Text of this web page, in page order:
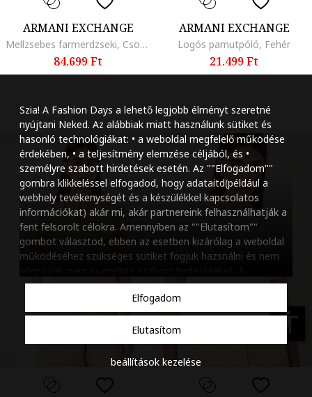
Szia! A Fashion Days a lehető legjobb élményt szeretné
nyújtani Neked. Az alábbiak miatt használunk sütiket és
hasonló technológiákat: • a weboldal megfelelő működése
érdekében, • a teljesítmény elemzése céljából, és •
személyre szabott hirdetések esetén. Az ""Elfogadom""
gombra klikkeléssel elfogadod, hogy adataitd(például a
webhely tevékenységét és a készülékkel kapcsolatos
információkat) akár mi, akár partnereink felhasználhatják a
fent felsorolt célokra. Amennyiben az ""Elutasítom""
gombot választod, ebben az esetben kizárólag a weboldal
működéséhez szükséges sütiket fogjuk hazsnálni és nem
beállításaidat bármikor módosíthatod, a ""Beállítások
kezelése"" gombra kattintva. Tudj meg többet
szabályzatunkról.
Elfogadom
Elutasítom
beállítások kezelése
ARMANI EXCHANGE
Mellzsebes farmerdzseki, Csontszín
84.699 Ft
ARMANI EXCHANGE
Logós pamutpóló, Fehér
21.499 Ft
accessibility
Szöveg méretének
Szóköz növelése
Szóköz csökkentése
Sortávolság
Sortávolság
Színek invertálása
Szürke
Nagy kurzor
Animációk letiltása